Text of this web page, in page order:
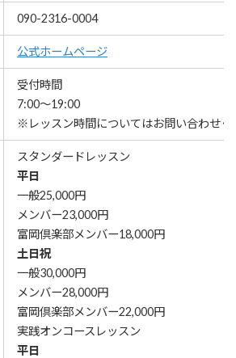
090-2316-0004
公式ホームページ
受付時間
7:00～19:00
※レッスン時間についてはお問い合わせく
スタンダードレッスン
平日
一般25,000円
メンバー23,000円
富岡倶楽部メンバー18,000円
土日祝
一般30,000円
メンバー28,000円
富岡倶楽部メンバー22,000円
実践オンコースレッスン
平日